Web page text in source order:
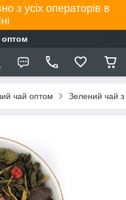
з усіх операторів в
оптом
чай оптом Зелений чай